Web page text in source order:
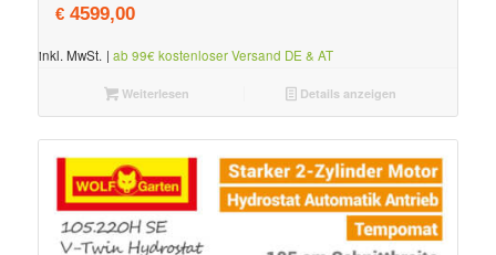
€4599,00
inkl. MwSt. | ab 99€ kostenloser Versand DE & AT
Weiterlesen Details anzeigen